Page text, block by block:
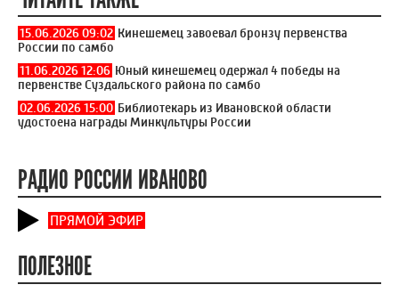
Фото: департамент спорта Ивановской области
Юные самбисты поучаствовали в Первенстве Ивановской
области. Соревнования проходили 10 мая в Ново-Талицах. За
победу боролись юноши и девушки 11-12 лет из Иванова,
Шуи, Приволжска, Тейкова, Южи, Кохмы и Фурманова.
Турнир проходил в рамках федерального проекта «Выбор
золотых медалей.
ЧИТАЙТЕ ТАКЖЕ